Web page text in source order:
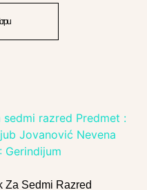
Za Sedmi Razred